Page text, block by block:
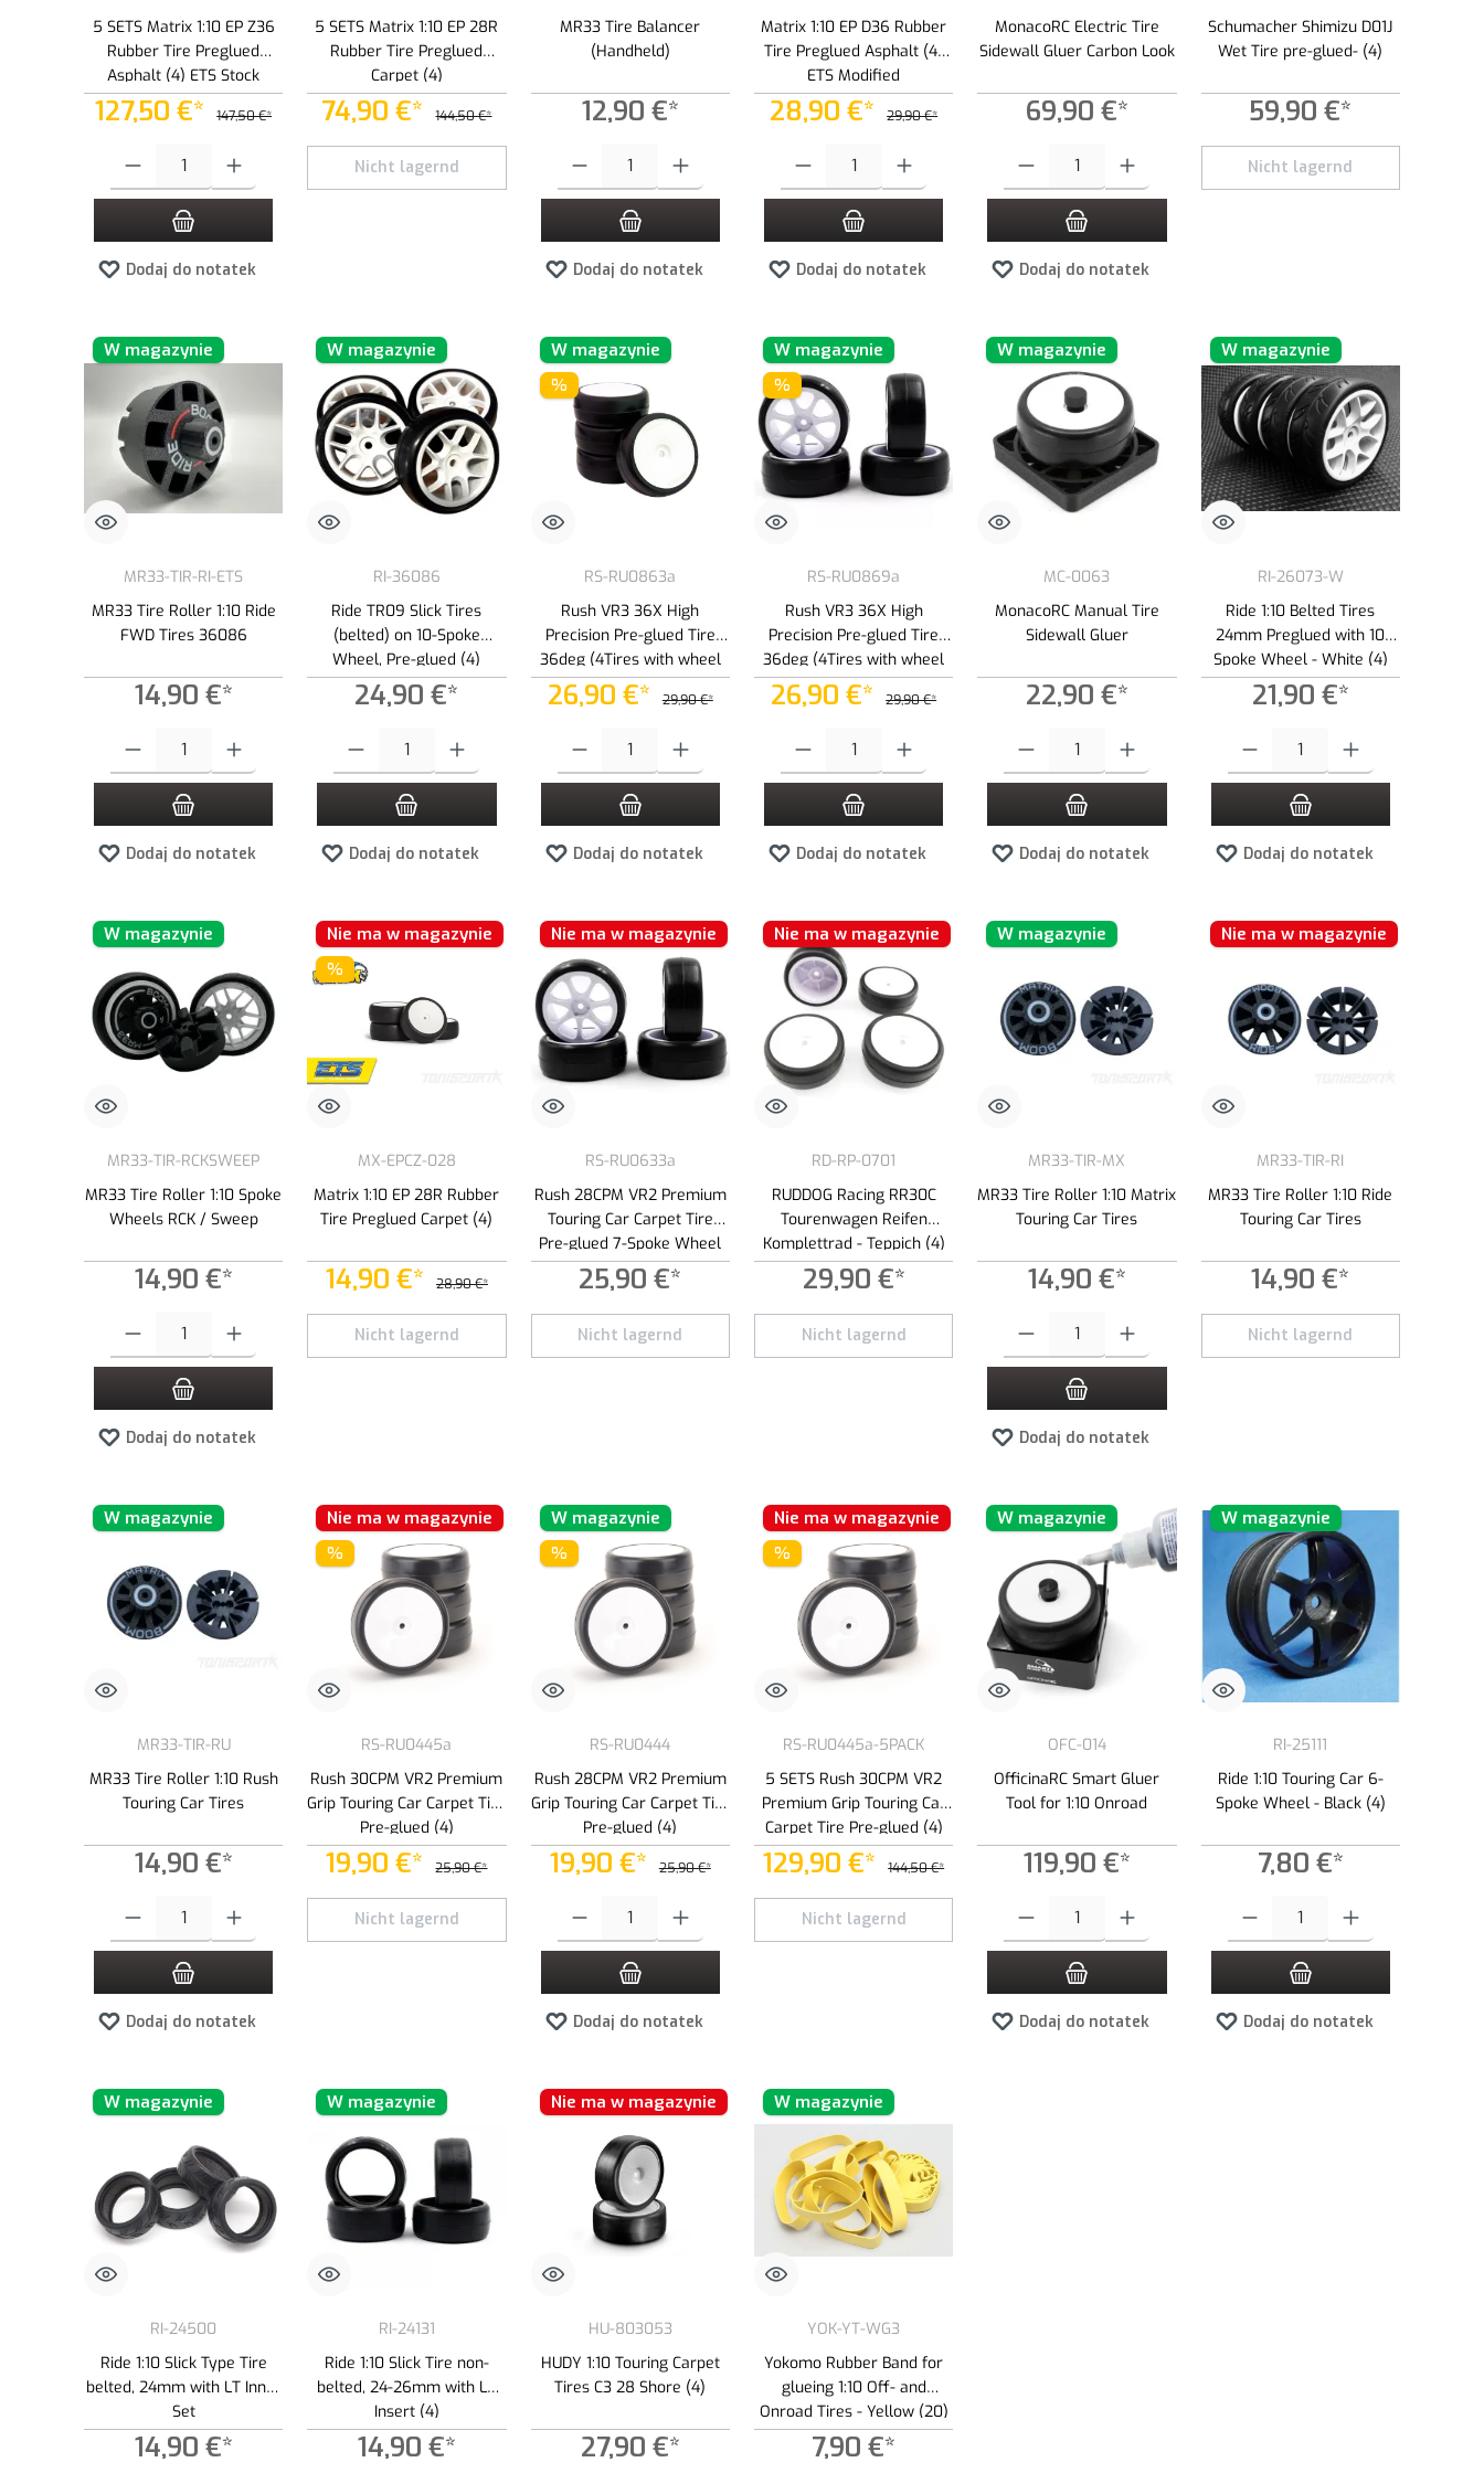
5 SETS Matrix 1:10 EP Z36
Rubber Tire Preglued
Asphalt (4) ETS Stock
127,50 €* 147,50 €*
Ilość produktu: Wprowadź żądaną ilość lub użyj przycisków, aby zwiększyć lub zmniejszyć ilość.
Dodaj do notatek
5 SETS Matrix 1:10 EP 28R
Rubber Tire Preglued
Carpet (4)
74,90 €* 144,50 €*
Nicht lagernd
MR33 Tire Balancer
(Handheld)
12,90 €*
Dodaj do notatek
Matrix 1:10 EP D36 Rubber
Tire Preglued Asphalt (4)
ETS Modified
28,90 €* 29,90 €*
Ilość produktu: Wprowadź żądaną ilość lub użyj przycisków, aby zwiększyć lub zmniejszyć ilość.
Dodaj do notatek
MonacoRC Electric Tire
Sidewall Gluer Carbon Look
69,90 €*
Ilość produktu: Wprowadź żądaną ilość lub użyj przycisków, aby zwiększyć
Dodaj do notatek
Schumacher Shimizu D01J
Wet Tire pre-glued- (4)
59,90 €*
Nicht lagernd
W magazynie
MR33-TIR-RI-ETS
MR33 Tire Roller 1:10 Ride
FWD Tires 36086
14,90 €*
Dodaj do notatek
W magazynie
RI-36086
Ride TR09 Slick Tires
(belted) on 10-Spoke
Wheel, Pre-glued (4)
24,90 €*
Dodaj do notatek
W magazynie
%
RS-RU0863a
Rush VR3 36X High
Precision Pre-glued Tire
36deg (4Tires with wheel
and inserts )
26,90 €* 29,90 €*
Dodaj do notatek
W magazynie
%
RS-RU0869a
Rush VR3 36X High
Precision Pre-glued Tire
36deg (4Tires with wheel
and inserts ) - 7 spoke
26,90 €* 29,90 €*
Dodaj do notatek
W magazynie
MC-0063
MonacoRC Manual Tire
Sidewall Gluer
22,90 €*
Dodaj do notatek
W magazynie
RI-26073-W
Ride 1:10 Belted Tires
24mm Preglued with 10
Spoke Wheel - White (4)
21,90 €*
Dodaj do notatek
W magazynie
MR33-TIR-RCKSWEEP
MR33 Tire Roller 1:10 Spoke
Wheels RCK / Sweep
14,90 €*
Ilość produktu: Wprowadź żądaną ilość lub użyj przycisków, aby zwiększyć lub zmniejszyć ilość.
Dodaj do notatek
Nie ma w magazynie
%
MX-EPCZ-028
Matrix 1:10 EP 28R Rubber
Tire Preglued Carpet (4)
14,90 €* 28,90 €*
Nicht lagernd
Nie ma w magazynie
RS-RU0633a
Rush 28CPM VR2 Premium
Touring Car Carpet Tire
Pre-glued 7-Spoke Wheel
(4)
25,90 €*
Nicht lagernd
Nie ma w magazynie
RD-RP-0701
RUDDOG Racing RR30C
Tourenwagen Reifen
Komplettrad - Teppich (4)
29,90 €*
Nicht lagernd
W magazynie
MR33-TIR-MX
MR33 Tire Roller 1:10 Matrix
Touring Car Tires
14,90 €*
Ilość produktu: Wprowadź żądaną ilość lub użyj przycisków, aby zwiększyć
Dodaj do notatek
Nie ma w magazynie
MR33-TIR-RI
MR33 Tire Roller 1:10 Ride
Touring Car Tires
14,90 €*
Nicht lagernd
W magazynie
MR33-TIR-RU
MR33 Tire Roller 1:10 Rush
Touring Car Tires
14,90 €*
Ilość produktu: Wprowadź żądaną ilość lub użyj przycisków, aby zwiększyć lub zmniejszyć ilość.
Dodaj do notatek
Nie ma w magazynie
%
RS-RU0445a
Rush 30CPM VR2 Premium
Grip Touring Car Carpet Tire
Pre-glued (4)
19,90 €* 25,90 €*
Nicht lagernd
W magazynie
%
RS-RU0444
Rush 28CPM VR2 Premium
Grip Touring Car Carpet Tire
Pre-glued (4)
19,90 €* 25,90 €*
Ilość produktu: Wprowadź żądaną ilość lub użyj przycisków, aby zwiększyć lub zmniejszyć ilość.
Dodaj do notatek
Nie ma w magazynie
%
RS-RU0445a-5PACK
5 SETS Rush 30CPM VR2
Premium Grip Touring Car
Carpet Tire Pre-glued (4)
129,90 €* 144,50 €*
Nicht lagernd
W magazynie
OFC-014
OfficinaRC Smart Gluer
Tool for 1:10 Onroad
119,90 €*
Dodaj do notatek
W magazynie
RI-25111
Ride 1:10 Touring Car 6-
Spoke Wheel - Black (4)
7,80 €*
Dodaj do notatek
W magazynie
RI-24500
Ride 1:10 Slick Type Tire
belted, 24mm with LT Inner
Set
14,90 €*
W magazynie
RI-24131
Ride 1:10 Slick Tire non-
belted, 24-26mm with LT
Insert (4)
14,90 €*
Nie ma w magazynie
HU-803053
HUDY 1:10 Touring Carpet
Tires C3 28 Shore (4)
27,90 €*
W magazynie
YOK-YT-WG3
Yokomo Rubber Band for
glueing 1:10 Off- and
Onroad Tires - Yellow (20)
7,90 €*